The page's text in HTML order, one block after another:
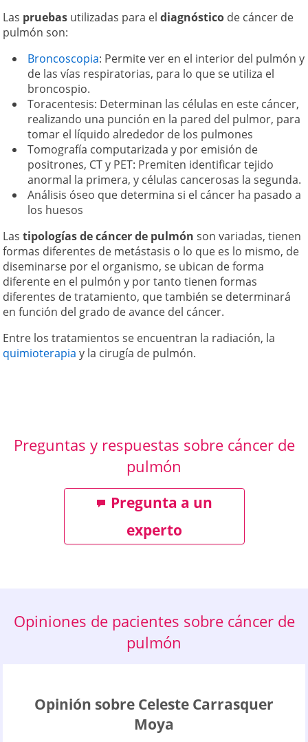
Las pruebas utilizadas para eldiagnóstico de cáncer de
pulmón son:
Broncoscopia: Permite ver en el interior del pulmón y
de las vías respiratorias, para lo que se utiliza el
broncospio.
Toracentesis: Determinan las células en este cáncer,
realizando una punción en la pared del pulmor, para
tomar el líquido alrededor de los pulmones
Tomografía computarizada y por emisión de
positrones, CT y PET: Premiten identificar tejido
anormal la primera, y células cancerosas la segunda.
Análisis óseo que determina si el cáncer ha pasado a
los huesos
Lastipologías de cáncer de pulmón son variadas, tienen
formas diferentes de metástasis o lo que es lo mismo, de
diseminarse por el organismo, se ubican de forma
diferente en el pulmón y por tanto tienen formas
diferentes de tratamiento, que también se determinará
en función del grado de avance del cáncer.
Entre los tratamientos se encuentran la radiación, la
quimioterapia y la cirugía de pulmón.
Preguntas y respuestas sobre cáncer de
pulmón
Pregunta a un
experto
Opiniones de pacientes sobre cáncer de
pulmón
Opinión sobre Celeste Carrasquer
Moya